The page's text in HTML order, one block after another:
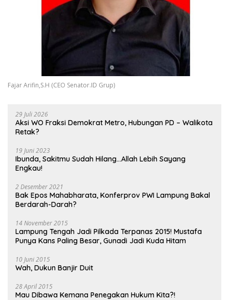
Fajar Arifin,S.H (CEO Senator.ID Grup)
29 Juli 2026
Aksi WO Fraksi Demokrat Metro, Hubungan PD – Walikota
Retak?
19 Juni 2023
Ibunda, Sakitmu Sudah Hilang…Allah Lebih Sayang
Engkau!
2 Desember 2021
Bak Epos Mahabharata, Konferprov PWI Lampung Bakal
Berdarah-Darah?
14 November 2015
Lampung Tengah Jadi Pilkada Terpanas 2015! Mustafa
Punya Kans Paling Besar, Gunadi Jadi Kuda Hitam
10 Juni 2015
Wah, Dukun Banjir Duit
28 April 2015
Mau Dibawa Kemana Penegakan Hukum Kita?!